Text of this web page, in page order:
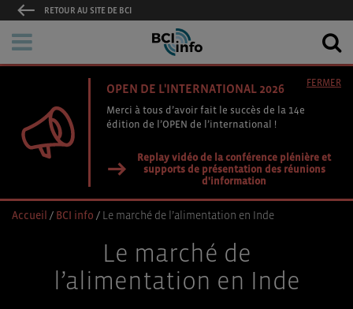
RETOUR AU SITE DE BCI
OPEN DE L'INTERNATIONAL 2026
Merci à tous d’avoir fait le succès de la 14e
édition de l’OPEN de l’international !
Replay vidéo de la conférence plénière et
supports de présentation des réunions
d'information
FERMER
Accueil / BCI info / Le marché de l’alimentation en Inde
Le marché de
l’alimentation en Inde